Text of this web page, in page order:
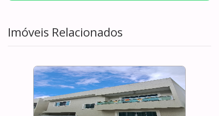
Imóveis Relacionados